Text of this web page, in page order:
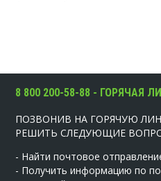
8 800 200-58-88 - ГОРЯЧАЯ
ПОЗВОНИВ НА ГОРЯЧУЮ
РЕШИТЬ СЛЕДУЮЩИЕ
- Найти почтовое
- Получить информацию по